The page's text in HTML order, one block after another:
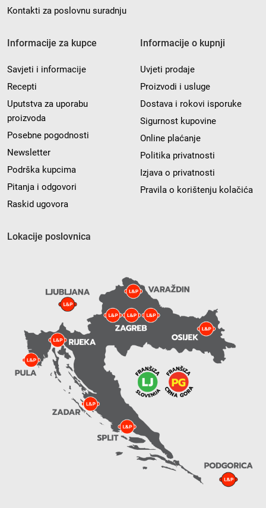
Kontakti za poslovnu suradnju
Informacije za kupce
Savjeti i informacije
Recepti
Uputstva za uporabu
proizvoda
Posebne pogodnosti
Newsletter
Podrška kupcima
Pitanja i odgovori
Raskid ugovora
Informacije o kupnji
Uvjeti prodaje
Proizvodi i usluge
Dostava i rokovi isporuke
Sigurnost kupovine
Online plaćanje
Politika privatnosti
Izjava o privatnosti
Pravila o korištenju kolačića
Lokacije poslovnica